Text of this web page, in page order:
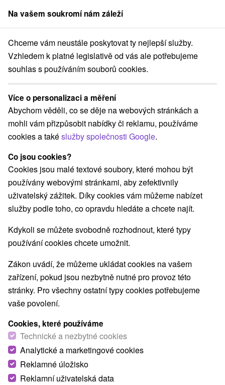
člen skupinySorger
Apartmány Stredné Slovensko Žilinský kraj Uhorská Ves
Apartmány Uhorská Ves
Kategorie
Všechny kategorie
Apartmány(2) Priváty(1)
Vyberte lokalitu nebo termín
VŠECHNY NEJLEVNĚJŠÍ NEJDRAŽŠÍ
Na vašem soukromí nám záleží
Chceme vám neustále poskytovat ty nejlepší služby.
Vzhledem k platné legislativě od vás ale potřebujeme
souhlas s používáním souborů cookies.
Více o personalizaci a měření
Abychom věděli, co se děje na webových stránkách a
mohli vám přizpůsobit nabídky či reklamu, používáme
cookies a takéslužby společnosti Google.
Co jsou cookies?
Cookies jsou malé textové soubory, které mohou být
používány webovými stránkami, aby zefektivnily
uživatelský zážitek. Díky cookies vám můžeme nabízet
služby podle toho, co opravdu hledáte a chcete najít.
Kdykoli se můžete svobodně rozhodnout, které typy
používání cookies chcete umožnit.
Zákon uvádí, že můžeme ukládat cookies na vašem
zařízení, pokud jsou nezbytně nutné pro provoz této
stránky. Pro všechny ostatní typy cookies potřebujeme
vaše povolení.
Cookies, které používáme
Technické a nezbytné cookies
Analytické a marketingové cookies
Reklamné úložisko
Reklamní uživatelská data